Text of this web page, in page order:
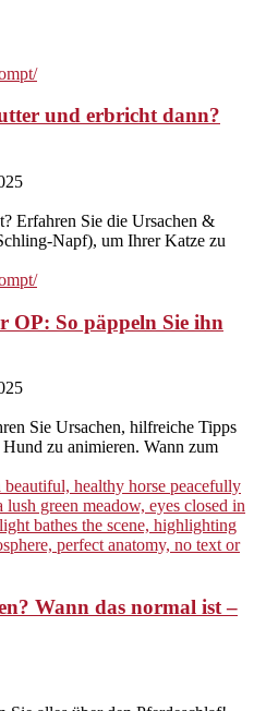
und erbricht dann?
Erfahren Sie die Ursachen &
Napf), um Ihrer Katze zu
OP: So päppeln Sie ihn
Sie Ursachen, hilfreiche Tipps
zu animieren. Wann zum
Wann das normal ist –